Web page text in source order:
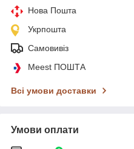
Нова Пошта
Укрпошта
Самовивіз
Meest ПОШТА
Всі умови доставки
Умови оплати